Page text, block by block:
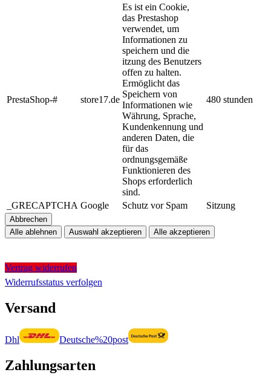
PrestaShop-# store17.de
Es ist ein Cookie,
das Prestashop
verwendet, um
Informationen zu
speichern und die
itzung des Benutzers
offen zu halten.
Ermöglicht das
Speichern von
Informationen wie
Währung, Sprache,
Kundenkennung und
anderen Daten, die
für das
ordnungsgemäße
Funktionieren des
Shops erforderlich
sind.
480 stunden
_GRECAPTCHA Google Schutz vor Spam Sitzung
Abbrechen
Alle ablehnen
Auswahl akzeptieren Alle akzeptieren
Vertrag widerrufen
Widerrufsstatus verfolgen
Versand
Dhl Deutsche%20post
Zahlungsarten